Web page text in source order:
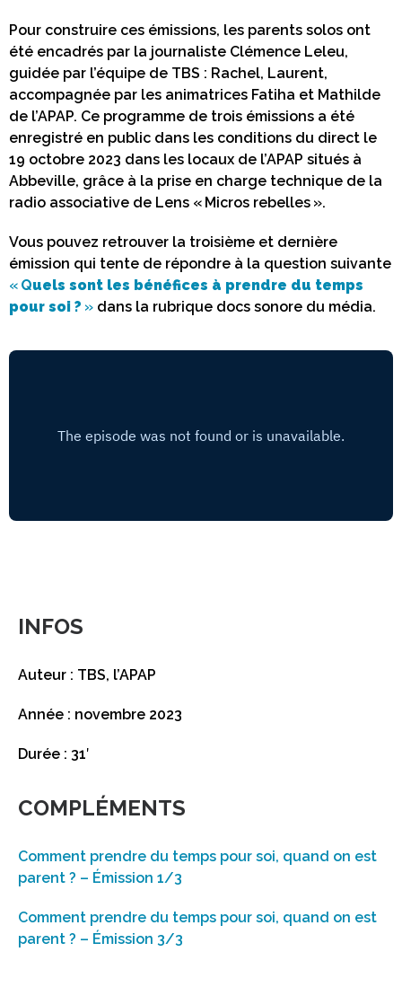
Pour construire ces émissions, les parents solos ont
été encadrés par la journaliste Clémence Leleu,
guidée par l’équipe de TBS : Rachel, Laurent,
accompagnée par les animatrices Fatiha et Mathilde
de l’APAP. Ce programme de trois émissions a été
enregistré en public dans les conditions du direct le
19 octobre 2023 dans les locaux de l’APAP situés à
Abbeville, grâce à la prise en charge technique de la
radio associative de Lens « Micros rebelles ».
Vous pouvez retrouver la troisième et dernière
émission qui tente de répondre à la question suivante
« Quels sont les bénéfices à prendre du temps
pour soi ? » dans la rubrique docs sonore du média.
INFOS
Auteur : TBS, l’APAP
Année : novembre 2023
Durée : 31′
COMPLÉMENTS
Comment prendre du temps pour soi, quand on est
parent ? – Émission 1/3
Comment prendre du temps pour soi, quand on est
parent ? – Émission 3/3